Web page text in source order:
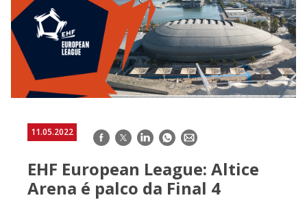
11.05.2022 Facebook
TwitterLinkedInWhatsApp
E-
EHF European League: Altice
Arena é palco da Final 4